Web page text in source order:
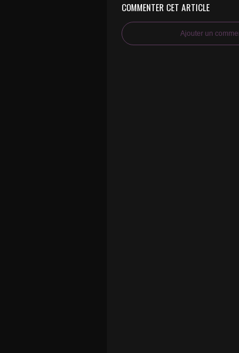
COMMENTER CET ARTICLE
Ajouter un